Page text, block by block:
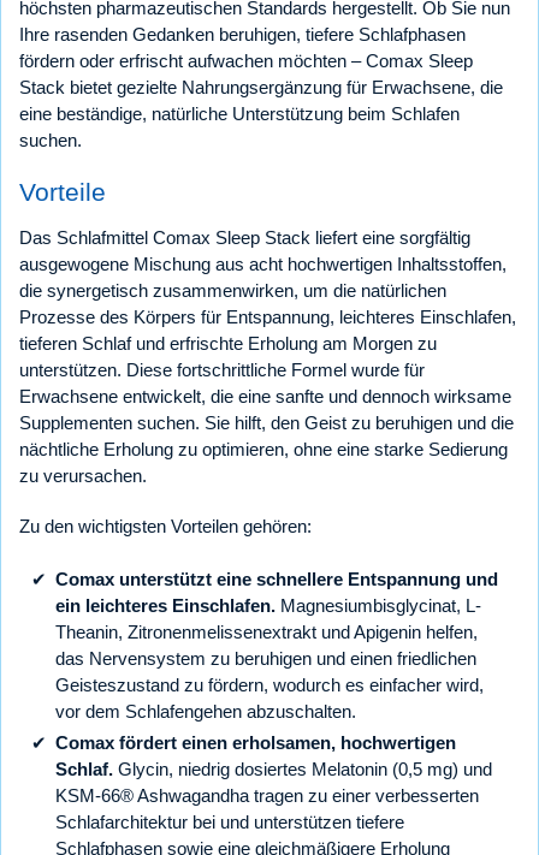
höchsten pharmazeutischen Standards hergestellt. Ob Sie nun
Ihre rasenden Gedanken beruhigen, tiefere Schlafphasen
fördern oder erfrischt aufwachen möchten – Comax Sleep
Stack bietet gezielte Nahrungsergänzung für Erwachsene, die
eine beständige, natürliche Unterstützung beim Schlafen
suchen.
Vorteile
Das Schlafmittel Comax Sleep Stack liefert eine sorgfältig
ausgewogene Mischung aus acht hochwertigen Inhaltsstoffen,
die synergetisch zusammenwirken, um die natürlichen
Prozesse des Körpers für Entspannung, leichteres Einschlafen,
tieferen Schlaf und erfrischte Erholung am Morgen zu
unterstützen. Diese fortschrittliche Formel wurde für
Erwachsene entwickelt, die eine sanfte und dennoch wirksame
Supplementen suchen. Sie hilft, den Geist zu beruhigen und die
nächtliche Erholung zu optimieren, ohne eine starke Sedierung
zu verursachen.
Zu den wichtigsten Vorteilen gehören:
Comax unterstützt eine schnellere Entspannung und
ein leichteres Einschlafen. Magnesiumbisglycinat, L-
Theanin, Zitronenmelissenextrakt und Apigenin helfen,
das Nervensystem zu beruhigen und einen friedlichen
Geisteszustand zu fördern, wodurch es einfacher wird,
vor dem Schlafengehen abzuschalten.
Comax fördert einen erholsamen, hochwertigen
Schlaf. Glycin, niedrig dosiertes Melatonin (0,5 mg) und
KSM-66® Ashwagandha tragen zu einer verbesserten
Schlafarchitektur bei und unterstützen tiefere
Schlafphasen sowie eine gleichmäßigere Erholung